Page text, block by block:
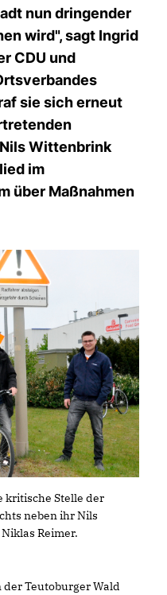
nun dringender
wird", sagt Ingrid
CDU und
sie sich erneut
Wittenbrink
im
über Maßnahmen
kritische Stelle der
neben ihr Nils
Reimer.
Teutoburger Wald